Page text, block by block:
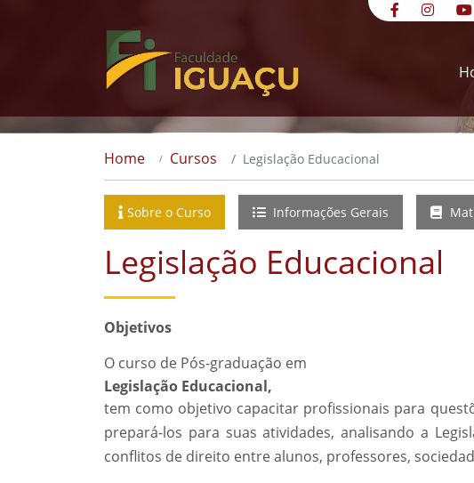
Home Cursos Legislação Educacional
Sobre o Curso Informações Gerais
Legislação Educacional
Objetivos
O curso de Pós-graduação em
Legislação Educacional,
tem como objetivo capacitar profissionais para
prepará-los para suas atividades, analisando a
conflitos de direito entre alunos, professores,